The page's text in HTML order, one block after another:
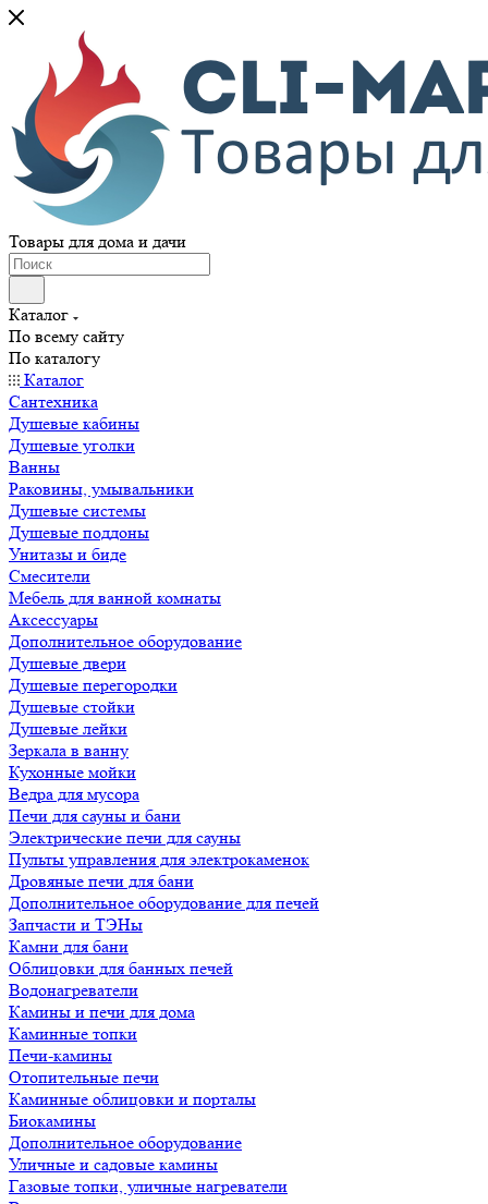
Товары для дома и дачи
Каталог
По всему сайту
По каталогу
Каталог
Сантехника
Душевые кабины
Душевые уголки
Ванны
Раковины, умывальники
Душевые системы
Душевые поддоны
Унитазы и биде
Смесители
Мебель для ванной комнаты
Аксессуары
Дополнительное оборудование
Душевые двери
Душевые перегородки
Душевые стойки
Душевые лейки
Зеркала в ванну
Кухонные мойки
Ведра для мусора
Печи для сауны и бани
Электрические печи для сауны
Пульты управления для электрокаменок
Дровяные печи для бани
Дополнительное оборудование для печей
Запчасти и ТЭНы
Камни для бани
Облицовки для банных печей
Водонагреватели
Камины и печи для дома
Каминные топки
Печи-камины
Отопительные печи
Каминные облицовки и порталы
Биокамины
Дополнительное оборудование
Уличные и садовые камины
Газовые топки, уличные нагреватели